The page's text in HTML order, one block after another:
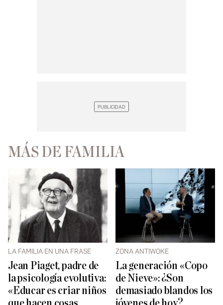
MÁS DE FAMILIA
LA FAMILIA EN UNA FRASE
Jean Piaget, padre de
la psicología evolutiva:
«Educar es criar niños
ZONA ANTIWOKE
La generación «Copo
de Nieve»: ¿Son
demasiado blandos los